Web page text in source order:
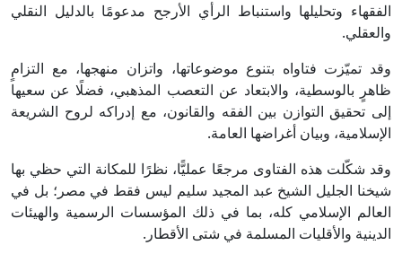
الفقهاء وتحليلها واستنباط الرأي الأرجح مدعومًا بالدليل النقلي
والعقلي.
وقد تميّزت فتاواه بتنوع موضوعاتها، واتزان منهجها، مع التزامٍ
ظاهرٍ بالوسطية، والابتعاد عن التعصب المذهبي، فضلًا عن سعيها
إلى تحقيق التوازن بين الفقه والقانون، مع إدراكه لروح الشريعة
الإسلامية، وبيان أغراضها العامة.
وقد شكّلت هذه الفتاوى مرجعًا عمليًّا، نظرًا للمكانة التي حظي بها
شيخنا الجليل الشيخ عبد المجيد سليم ليس فقط في مصر؛ بل في
العالم الإسلامي كله، بما في ذلك المؤسسات الرسمية والهيئات
الدينية والأقليات المسلمة في شتى الأقطار.